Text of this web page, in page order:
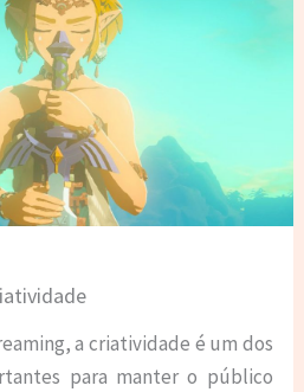
a criatividade é um dos
para manter o público